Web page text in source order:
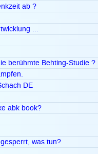
ab ?
...
berühmte Behting-Studie ?
DE
abk book?
was tun?